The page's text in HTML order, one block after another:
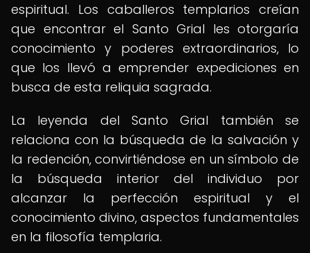
espiritual. Los caballeros templarios creían
que encontrar el Santo Grial les otorgaría
conocimiento y poderes extraordinarios, lo
que los llevó a emprender expediciones en
busca de esta reliquia sagrada.
La leyenda del Santo Grial también se
relaciona con la búsqueda de la salvación y
la redención, convirtiéndose en un símbolo de
la búsqueda interior del individuo por
alcanzar la perfección espiritual y el
conocimiento divino, aspectos fundamentales
en la filosofía templaria.